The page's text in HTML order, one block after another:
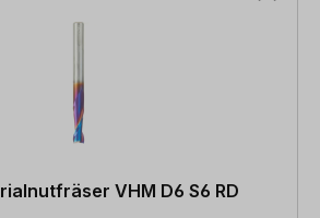
VHM D6 S6 RD